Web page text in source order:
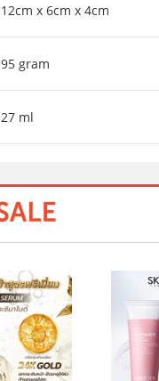
12cm x 6cm x 4cm
95 gram
27 ml